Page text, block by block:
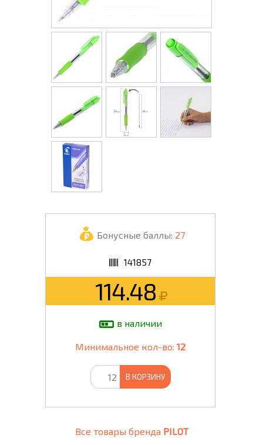
Бонусные баллы: 27
141857
114.48
в наличии
Минимальное кол-во: 12
В КОРЗИНУ
Все товары бренда PILOT